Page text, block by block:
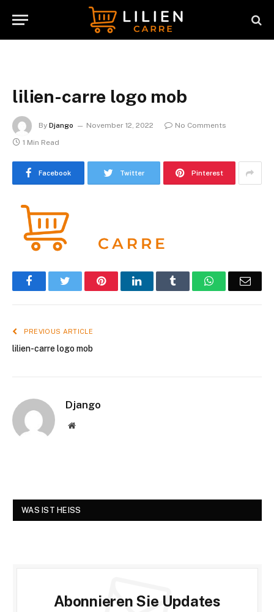
lilien-carre logo mob
By Django November 12, 2022
No Comments
1 Min Read
Facebook Twitter Pinterest
FacebookTwitter PinterestLinkedIn Tumblr WhatsApp
PREVIOUS ARTICLE
lilien-carre logo mob
Django
Website
WAS IST HEISS
Abonnieren Sie Updates